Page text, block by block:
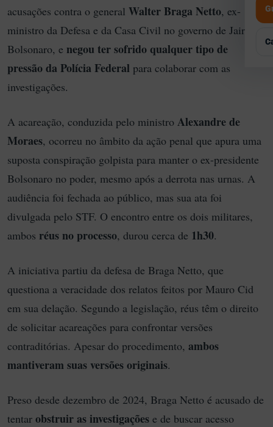
acusações contra o general Walter Braga Netto, ex-
ministro da Defesa e da Casa Civil no governo de Jair
Bolsonaro, e negou ter sofrido qualquer tipo de
pressão da Polícia Federal para colaborar com as
investigações.
A acareação, conduzida pelo ministro Alexandre de
Moraes, ocorreu no âmbito da ação penal que apura uma
suposta conspiração golpista para manter o ex-presidente
Bolsonaro no poder, mesmo após a derrota nas urnas. A
audiência foi fechada ao público, mas sua ata foi
divulgada pelo STF. O encontro entre os dois militares,
ambos réus no processo, durou cerca de 1h30.
A iniciativa partiu da defesa de Braga Netto, que
questiona a veracidade dos relatos feitos por Mauro Cid
em sua delação. Segundo a legislação, réus têm o direito
de solicitar acareações para confrontar versões
contraditórias. Apesar do procedimento, ambos
mantiveram suas versões originais.
Preso desde dezembro de 2024, Braga Netto é acusado de
tentar obstruir as investigações e de buscar acesso